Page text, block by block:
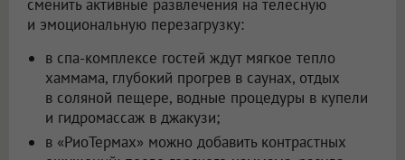
сменить активные развлечения на телесную
и эмоциональную перезагрузку:
в спа-комплексе гостей ждут мягкое тепло
хаммама, глубокий прогрев в саунах, отдых
в соляной пещере, водные процедуры в купели
и гидромассаж в джакузи;
в «РиоТермах» можно добавить контрастных